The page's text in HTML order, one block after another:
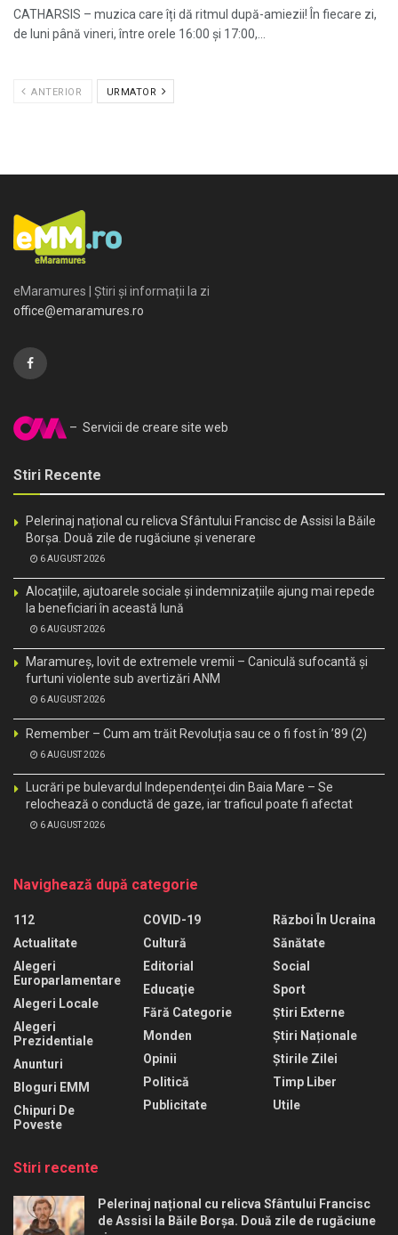
CATHARSIS – muzica care îți dă ritmul după-amiezii! În fiecare zi,
de luni până vineri, între orele 16:00 și 17:00,...
ANTERIOR URMATOR
eMaramures | Știri și informații la zi
office@emaramures.ro
– Servicii de creare site web
Stiri Recente
Pelerinaj național cu relicva Sfântului Francisc de Assisi la Băile
Borșa. Două zile de rugăciune și venerare
6 AUGUST 2026
Alocațiile, ajutoarele sociale și indemnizațiile ajung mai repede
la beneficiari în această lună
6 AUGUST 2026
Maramureș, lovit de extremele vremii – Caniculă sufocantă și
furtuni violente sub avertizări ANM
6 AUGUST 2026
Remember – Cum am trăit Revoluția sau ce o fi fost în ’89 (2)
6 AUGUST 2026
Lucrări pe bulevardul Independenței din Baia Mare – Se
relochează o conductă de gaze, iar traficul poate fi afectat
6 AUGUST 2026
Navighează după categorie
112
Actualitate
Alegeri
Europarlamentare
Alegeri Locale
Alegeri
Prezidentiale
Anunturi
Bloguri EMM
Chipuri De
Poveste
COVID-19
Cultură
Editorial
Educaţie
Fără Categorie
Monden
Opinii
Politică
Publicitate
Război În Ucraina
Sănătate
Social
Sport
Știri Externe
Știri Naționale
Știrile Zilei
Timp Liber
Utile
Stiri recente
Pelerinaj național cu relicva Sfântului Francisc
de Assisi la Băile Borșa. Două zile de rugăciune